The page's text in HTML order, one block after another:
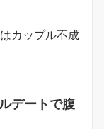
カップル不成
デートで腹